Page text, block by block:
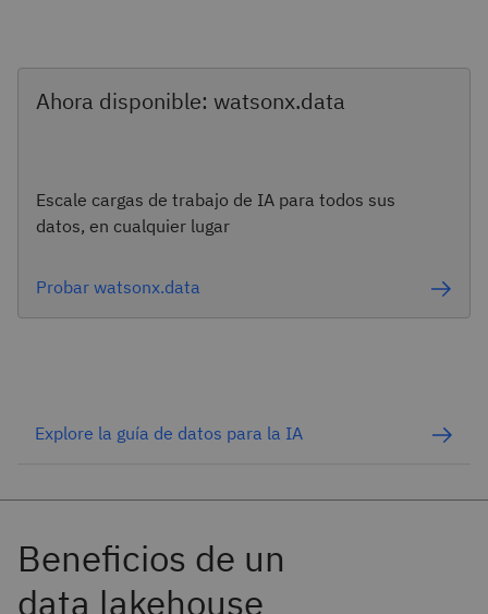
Ahora disponible: watsonx.data
Escale cargas de trabajo de IA para todos sus
datos, en cualquier lugar
Probar watsonx.data
Explore la guía de datos para la IA